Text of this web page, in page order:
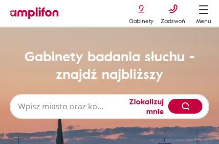
Gabinety Zadzwoń Menu
Gabinety badania słuchu -
znajdź najbliższy
Zlokalizuj
mnie